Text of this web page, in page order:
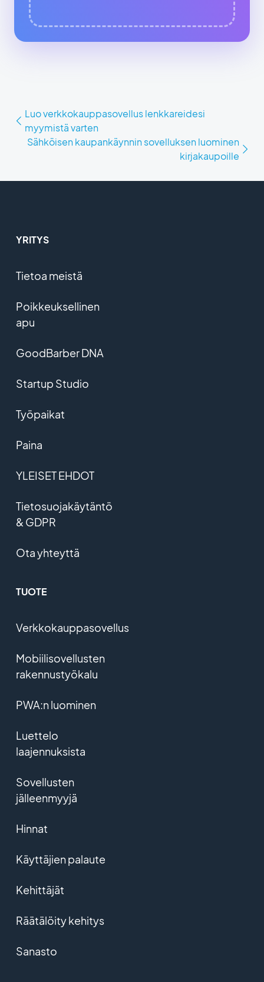
Luo verkkokauppasovellus lenkkareidesi
myymistä varten
Sähköisen kaupankäynnin sovelluksen luominen
kirjakaupoille
YRITYS
Tietoa meistä
Poikkeuksellinen
apu
GoodBarber DNA
Startup Studio
Työpaikat
Paina
YLEISET EHDOT
Tietosuojakäytäntö
& GDPR
Ota yhteyttä
TUOTE
Verkkokauppasovellus
Mobiilisovellusten
rakennustyökalu
PWA:n luominen
Luettelo
laajennuksista
Sovellusten
jälleenmyyjä
Hinnat
Käyttäjien palaute
Kehittäjät
Räätälöity kehitys
Sanasto